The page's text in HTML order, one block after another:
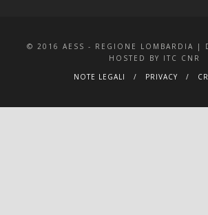
© 2016 AESS - REGIONE LOMBARDIA |
HOSTED BY ITC CNR
NOTE LEGALI
PRIVACY